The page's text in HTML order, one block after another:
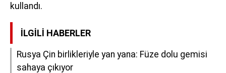
kullandı.
İLGILI HABERLER
Rusya Çin birlikleriyle yan yana: Füze dolu gemisi
sahaya çıkıyor